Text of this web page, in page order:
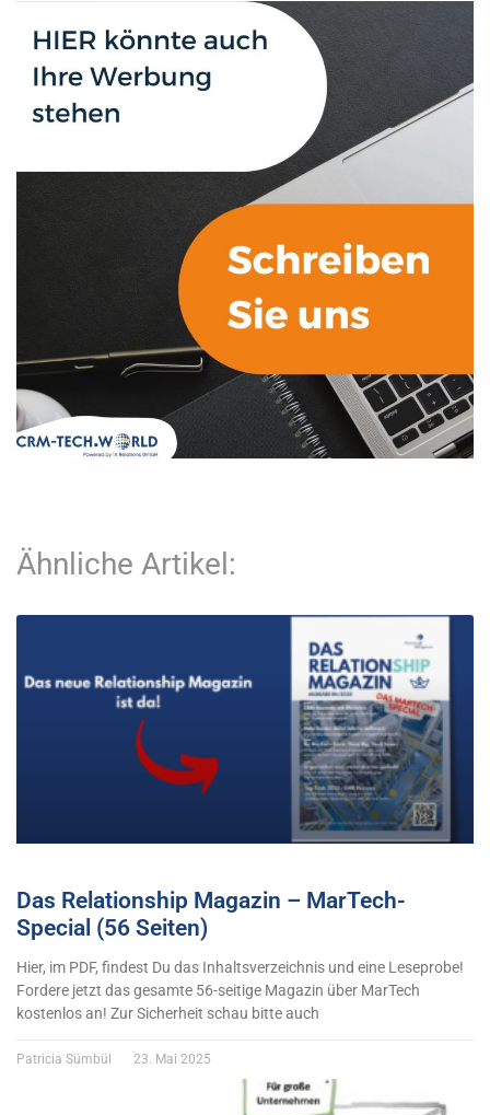
Ähnliche Artikel:
Das Relationship Magazin – MarTech-
Special (56 Seiten)
Hier, im PDF, findest Du das Inhaltsverzeichnis und eine Leseprobe!
Fordere jetzt das gesamte 56-seitige Magazin über MarTech
kostenlos an! Zur Sicherheit schau bitte auch
Patricia Sümbül 23. Mai 2025